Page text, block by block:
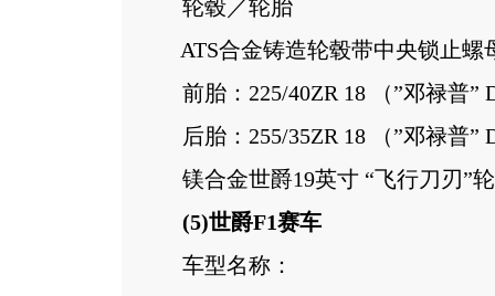
轮毂／轮胎
ATS合金铸造轮毂带中央锁止螺
前胎：225/40ZR 18 （”邓禄普”
后胎：255/35ZR 18 （”邓禄普”
镁合金世爵19英寸 “飞行刀刃”轮
(5)世爵F1赛车
车型名称：